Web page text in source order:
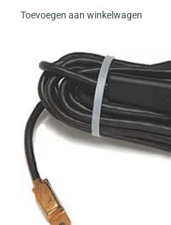
Toevoegen aan winkelwagen